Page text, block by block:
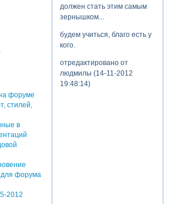
2012
должен стать этим самым
зернышком...
будем учиться, благо есть у
кого.
отредактировано от
людмилы (14-11-2012
19:48:14)